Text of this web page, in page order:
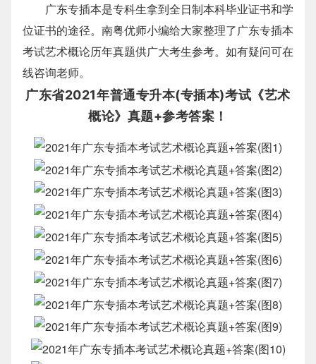
广东专插本是专科生拿到全日制本科毕业证书和学
位证书的途径。南粤优师小编给大家整理了广东专插本
考试艺术概论历年真题供广大考生参考。如有疑问可在
线咨询老师。
广东省2021年普通专升本(专插本)考试《艺术
概论》真题+参考答案！